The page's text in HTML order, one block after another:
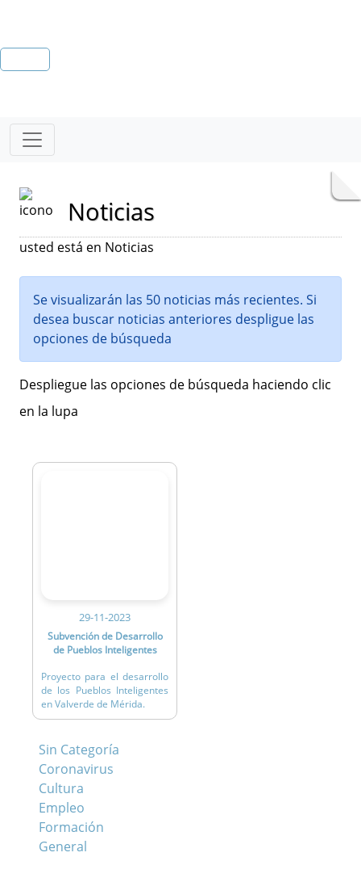
Noticias
usted está en Noticias
Se visualizarán las 50 noticias más recientes. Si
desea buscar noticias anteriores despligue las
opciones de búsqueda
Despliegue las opciones de búsqueda haciendo clic
en la lupa
29-11-2023
Subvención de Desarrollo
de Pueblos Inteligentes
Proyecto para el desarrollo
de los Pueblos Inteligentes
en Valverde de Mérida.
Sin Categoría
Coronavirus
Cultura
Empleo
Formación
General